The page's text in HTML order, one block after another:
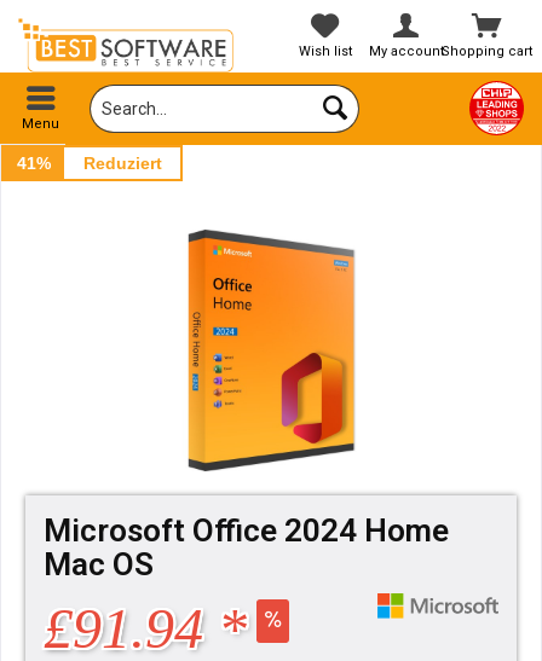
Shopping cart
Wish list My account
Menu
41% Reduziert
Microsoft Office 2024 Home
Mac OS
£91.94 *